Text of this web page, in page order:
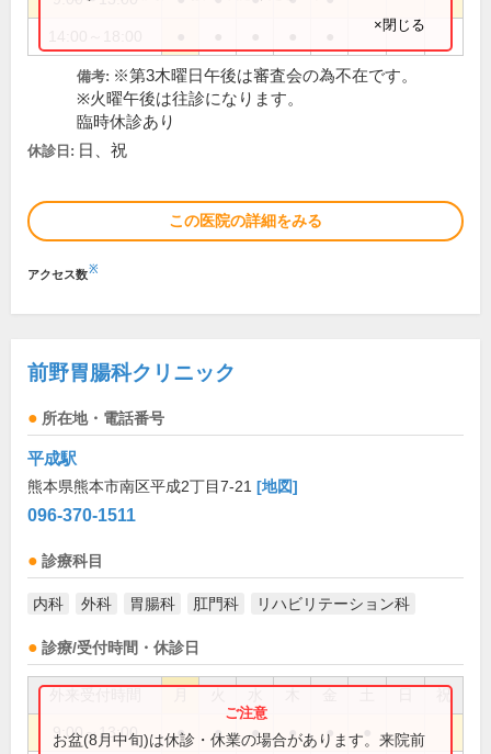
×閉じる
備考: ※第3木曜日午後は審査会の為不在です。
※火曜午後は往診になります。
臨時休診あり
休診日: 日、祝
この医院の詳細をみる
アクセス数※
前野胃腸科クリニック
所在地・電話番号
平成駅
熊本県熊本市南区平成2丁目7-21 [地図]
096-370-1511
診療科目
内科 外科 胃腸科 肛門科 リハビリテーション科
診療/受付時間・休診日
祝
9:00～13:00 ● ● ● ● ●
お盆(8月中旬)は休診・休業の場合があります。来院前